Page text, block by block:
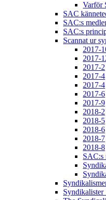
Varför
SAC
SAC:s
SAC:s
Scannat ur
2017-
2017-
2017-2
2017-4
2017-4
2017-6
2017-9
2018-2
2018-5
2018-6
2018-7
2018-8
SAC:s
Syndikalister